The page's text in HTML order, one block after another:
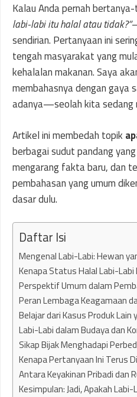
Kalau Anda pernah
labi-labi itu halal atau tidak?”
sendirian. Pertanyaan ini
tengah masyarakat yang
kehalalan makanan. Saya
membahasnya dengan gaya
adanya—seolah kita sedang
Artikel ini membedah topik
berbagai sudut pandang
mengarang fakta baru, dan
pembahasan yang umum
dasar dulu.
Daftar Isi
Mengenal Labi-Labi: Hewan
Kenapa Status Halal Labi-
Perspektif Umum dalam
Peran Lembaga Keagamaan
Belajar dari Kasus Produk
Labi-Labi dalam Budaya dan
Sikap Bijak Menghadapi
Kenapa Pertanyaan Ini Terus
Antara Keyakinan Pribadi dan
Kesimpulan: Jadi, Apakah Labi-